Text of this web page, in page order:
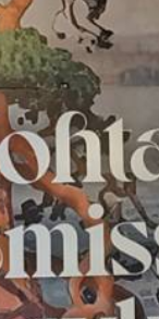
Pohjois-
maiseman.